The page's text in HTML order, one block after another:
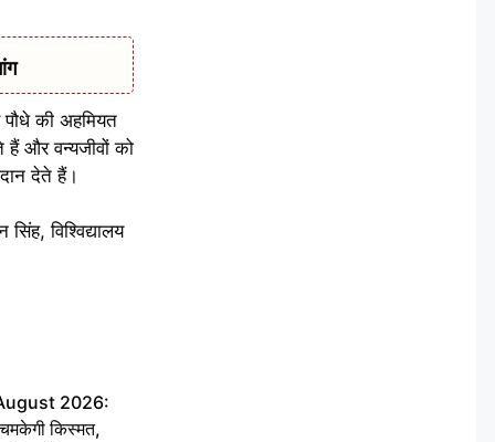
की अहमियत
हैं और वन्यजीवों को
देते हैं।
विश्विद्यालय
2026:
किस्मत,